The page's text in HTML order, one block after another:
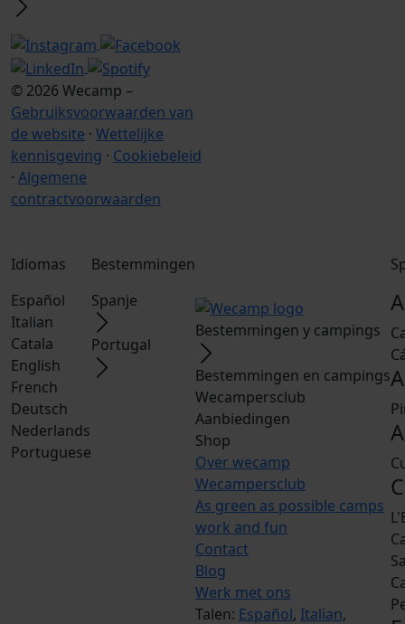
© 2026 Wecamp –
Gebruiksvoorwaarden van
de website · Wettelijke
kennisgeving · Cookiebeleid
· Algemene
contractvoorwaarden
Idiomas
Español
Italian
Catala
English
French
Deutsch
Nederlands
Portuguese
Bestemmingen
Spanje
Portugal
Bestemmingen y campings
Bestemmingen en campings
Wecampersclub
Aanbiedingen
Shop
Over wecamp
Wecampersclub
As green as possible camps
work and fun
Contact
Blog
Werk met ons
Talen: Español, Italian,